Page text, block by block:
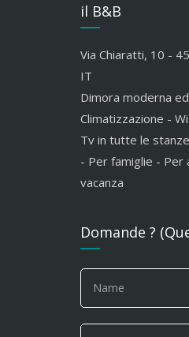
il B&B
Via Chiaratti, 10 -
IT
Dimora moderna
Climatizzazione -
Tv in tutte le
- Per famiglie - Per
vacanza
Domande ?